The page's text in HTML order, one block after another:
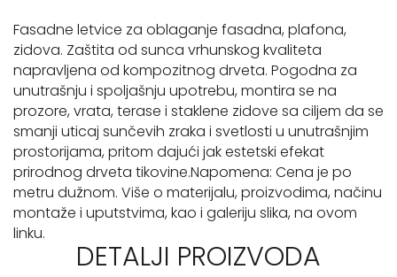
Fasadne letvice za oblaganje fasadna, plafona,
zidova. Zaštita od sunca vrhunskog kvaliteta
napravljena od kompozitnog drveta. Pogodna za
unutrašnju i spoljašnju upotrebu, montira se na
prozore, vrata, terase i staklene zidove sa ciljem da se
smanji uticaj sunčevih zraka i svetlosti u unutrašnjim
prostorijama, pritom dajući jak estetski efekat
prirodnog drveta tikovine.Napomena: Cena je po
metru dužnom. Više o materijalu, proizvodima, načinu
montaže i uputstvima, kao i galeriju slika, na ovom
linku.
DETALJI PROIZVODA